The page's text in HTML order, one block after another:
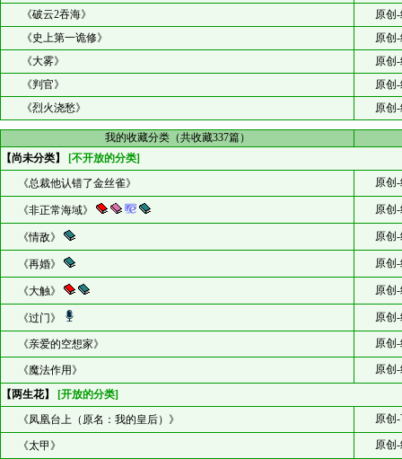
《破云2吞海》
原创
《史上第一诡修》
原创
《大雾》
原创
《判官》
原创
《烈火浇愁》
原创
我的收藏分类（共收藏337篇）
【尚未分类】
[不开放的分类]
《总裁他认错了金丝雀》
原创
《非正常海域》 原创
《情敌》 原创
《再婚》 原创
《大触》 原创
《过门》 原创
《亲爱的空想家》 原创
《魔法作用》
原创
【两生花】
[开放的分类]
《凤凰台上（原名：我的皇后）》
原创
《太甲》 原创